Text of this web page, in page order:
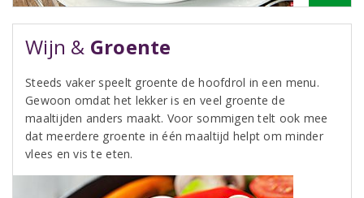
Wijn & Groente
Steeds vaker speelt groente de hoofdrol in een menu.
Gewoon omdat het lekker is en veel groente de
maaltijden anders maakt. Voor sommigen telt ook mee
dat meerdere groente in één maaltijd helpt om minder
vlees en vis te eten.